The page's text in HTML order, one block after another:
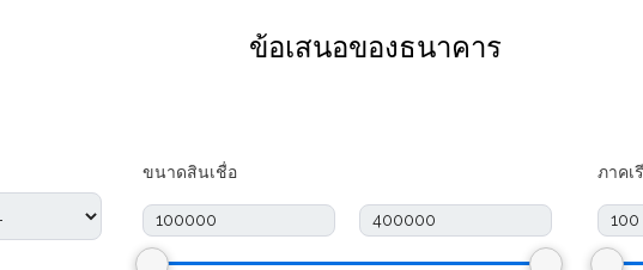
ข้อเสนอของธนาคาร
ขนาดสินเชื่อ ภาคเ